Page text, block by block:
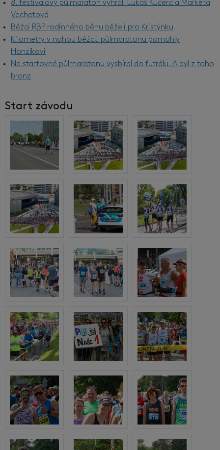
8. festivalový půlmaraton vyhráli Lukáš Kučera a Markéta
Vechetová
Běžci RBP rodinného běhu běželi pro Kristýnku
Kilometry v nohou běžců půlmaratonu pomohly
Honzíkovi
Na startovné půlmaratonu vysbíral do futrálu. A byl z toho
bronz
Start závodu